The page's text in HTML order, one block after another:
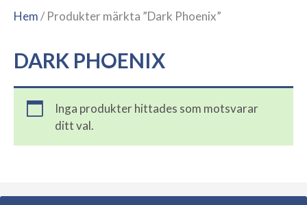
Hem/ Produkter märkta ”Dark Phoenix”
DARK PHOENIX
Inga produkter hittades som motsvarar
ditt val.